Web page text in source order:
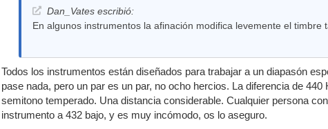
Dan_Vates escribió:
En algunos instrumentos la afinación modifica levemente el
Todos los instrumentos están diseñados para trabajar a un diapasón
pase nada, pero un par es un par, no ocho hercios. La diferencia de
semitono temperado. Una distancia considerable. Cualquier persona
instrumento a 432 bajo, y es muy incómodo, os lo aseguro.